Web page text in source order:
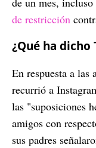
de restricción
¿Qué ha dicho
En respuesta a las
recurrió a
las "suposiciones
amigos con
sus padres